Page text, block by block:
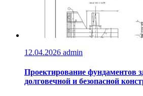
12.04.2026 admin
Проектирование фундаментов
долговечной и безопасной